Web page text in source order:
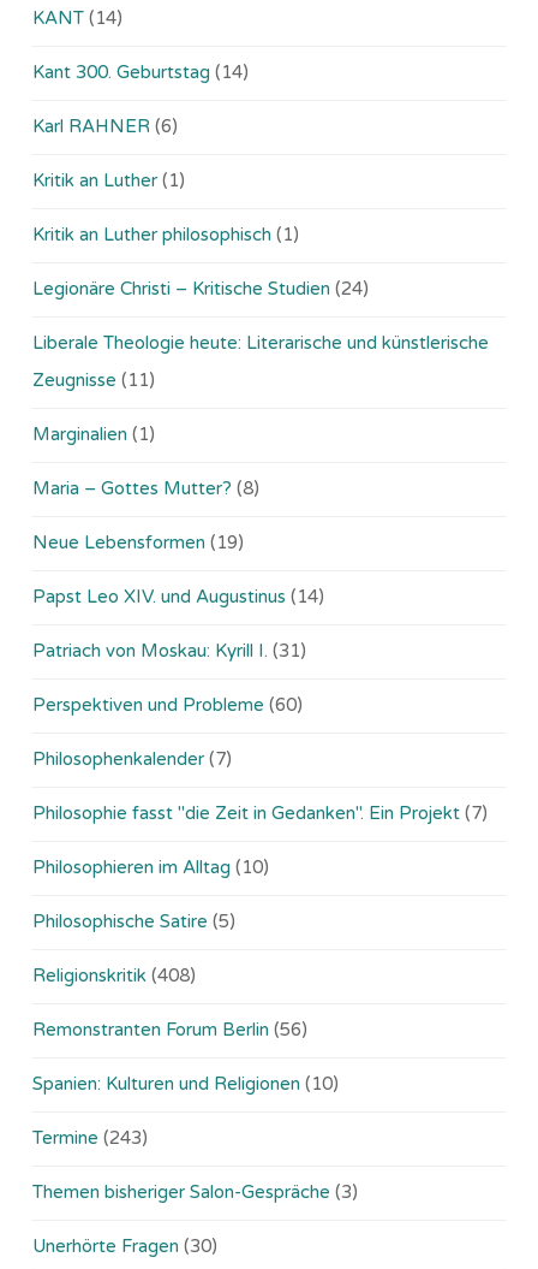
KANT (14)
Kant 300. Geburtstag (14)
Karl RAHNER (6)
Kritik an Luther (1)
Kritik an Luther philosophisch (1)
Legionäre Christi – Kritische Studien (24)
Liberale Theologie heute: Literarische und künstlerische
Zeugnisse (11)
Marginalien (1)
Maria – Gottes Mutter? (8)
Neue Lebensformen (19)
Papst Leo XIV. und Augustinus (14)
Patriach von Moskau: Kyrill I. (31)
Perspektiven und Probleme (60)
Philosophenkalender (7)
Philosophie fasst "die Zeit in Gedanken". Ein Projekt (7)
Philosophieren im Alltag (10)
Philosophische Satire (5)
Religionskritik (408)
Remonstranten Forum Berlin (56)
Spanien: Kulturen und Religionen (10)
Termine (243)
Themen bisheriger Salon-Gespräche (3)
Unerhörte Fragen (30)